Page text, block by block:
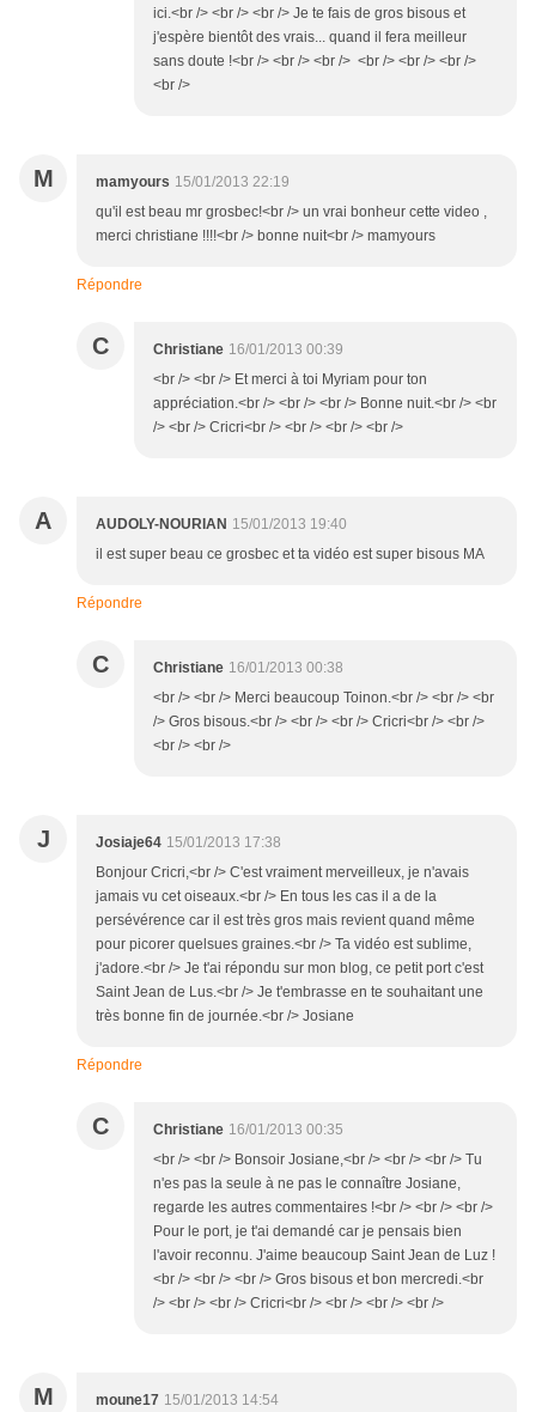
ici.<br /> <br /> <br /> Je te fais de gros bisous et
j'espère bientôt des vrais... quand il fera meilleur
sans doute !<br /> <br /> <br /> <br /> <br /> <br />
<br />
M mamyours 15/01/2013 22:19
qu'il est beau mr grosbec!<br /> un vrai bonheur cette video ,
merci christiane !!!!<br /> bonne nuit<br /> mamyours
Répondre
C Christiane 16/01/2013 00:39
<br /> <br /> Et merci à toi Myriam pour ton
appréciation.<br /> <br /> <br /> Bonne nuit.<br /> <br
/> <br /> Cricri<br /> <br /> <br /> <br />
A AUDOLY-NOURIAN 15/01/2013 19:40
il est super beau ce grosbec et ta vidéo est super bisous MA
Répondre
C Christiane 16/01/2013 00:38
<br /> <br /> Merci beaucoup Toinon.<br /> <br /> <br
/> Gros bisous.<br /> <br /> <br /> Cricri<br /> <br />
<br /> <br />
J Josiaje64 15/01/2013 17:38
Bonjour Cricri,<br /> C'est vraiment merveilleux, je n'avais
jamais vu cet oiseaux.<br /> En tous les cas il a de la
persévérence car il est très gros mais revient quand même
pour picorer quelsues graines.<br /> Ta vidéo est sublime,
j'adore.<br /> Je t'ai répondu sur mon blog, ce petit port c'est
Saint Jean de Lus.<br /> Je t'embrasse en te souhaitant une
très bonne fin de journée.<br /> Josiane
Répondre
C Christiane 16/01/2013 00:35
<br /> <br /> Bonsoir Josiane,<br /> <br /> <br /> Tu
n'es pas la seule à ne pas le connaître Josiane,
regarde les autres commentaires !<br /> <br /> <br />
Pour le port, je t'ai demandé car je pensais bien
l'avoir reconnu. J'aime beaucoup Saint Jean de Luz !
<br /> <br /> <br /> Gros bisous et bon mercredi.<br
/> <br /> <br /> Cricri<br /> <br /> <br /> <br />
M moune17 15/01/2013 14:54